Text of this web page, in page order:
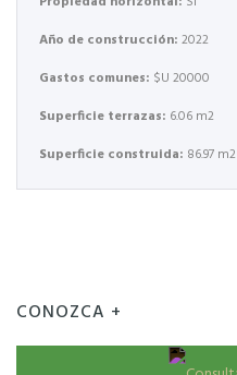
Año de construcción: 2022
Gastos comunes: $U 20000
Superficie terrazas: 6.06 m2
Superficie construida: 86.97 m2
CONOZCA +